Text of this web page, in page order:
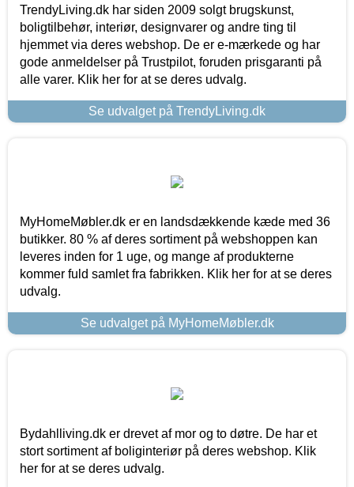
TrendyLiving.dk har siden 2009 solgt brugskunst,
boligtilbehør, interiør, designvarer og andre ting til
hjemmet via deres webshop. De er e-mærkede og har
gode anmeldelser på Trustpilot, foruden prisgaranti på
alle varer. Klik her for at se deres udvalg.
Se udvalget på TrendyLiving.dk
MyHomeMøbler.dk er en landsdækkende kæde med 36
butikker. 80 % af deres sortiment på webshoppen kan
leveres inden for 1 uge, og mange af produkterne
kommer fuld samlet fra fabrikken. Klik her for at se deres
udvalg.
Se udvalget på MyHomeMøbler.dk
Bydahlliving.dk er drevet af mor og to døtre. De har et
stort sortiment af boliginteriør på deres webshop. Klik
her for at se deres udvalg.